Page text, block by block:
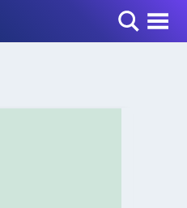
Toggle Menu